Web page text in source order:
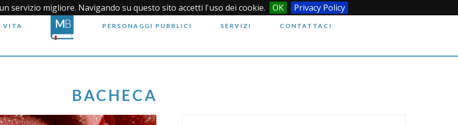
servizio migliore. Navigando su questo sito accetti l'uso dei cookie. OK Privacy Policy
VITA PERSONAGGI PUBBLICI SERVIZI CONTATTACI
BACHECA